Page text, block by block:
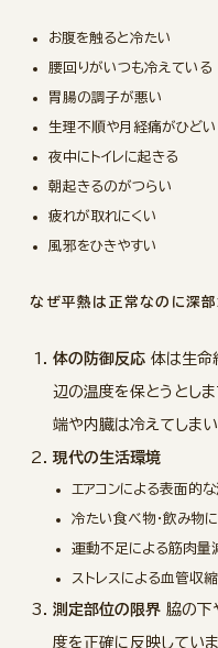
お腹を触ると冷たい
腰回りがいつも冷えている
胃腸の調子が悪い
生理不順や月経痛がひどい
夜中にトイレに起きる
朝起きるのがつらい
疲れが取れにくい
風邪をひきやすい
なぜ平熱は正常なのに深部
体の防御反応 体は生命
辺の温度を保とうとし
端や内臓は冷えてしまい
現代の生活環境
エアコンによる表面的
冷たい食べ物・飲み物
運動不足による筋肉量
ストレスによる血管収縮
測定部位の限界 脇の下
度を正確に反映していま